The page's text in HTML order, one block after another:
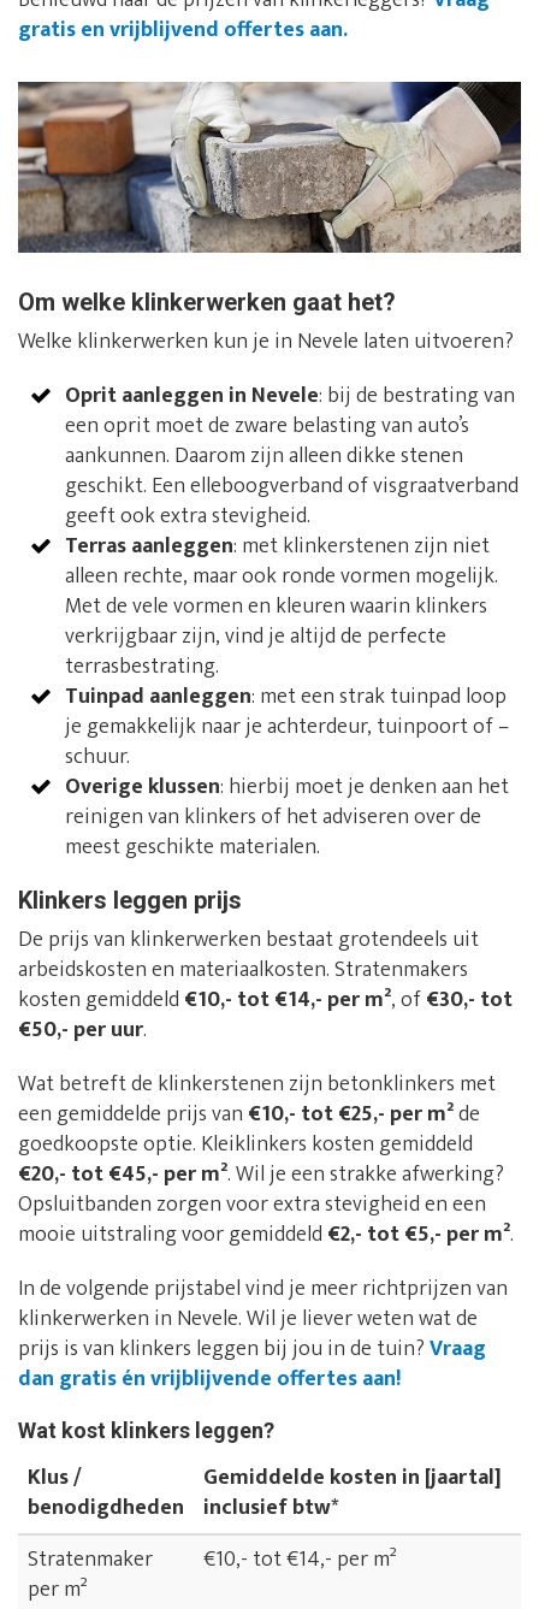
gratis en vrijblijvend offertes aan.
Om welke klinkerwerken gaat het?
Welke klinkerwerken kun je in Nevele laten uitvoeren?
Oprit aanleggen in Nevele: bij de bestrating van
een oprit moet de zware belasting van auto’s
aankunnen. Daarom zijn alleen dikke stenen
geschikt. Een elleboogverband of visgraatverband
geeft ook extra stevigheid.
Terras aanleggen: met klinkerstenen zijn niet
alleen rechte, maar ook ronde vormen mogelijk.
Met de vele vormen en kleuren waarin klinkers
verkrijgbaar zijn, vind je altijd de perfecte
terrasbestrating.
Tuinpad aanleggen: met een strak tuinpad loop
je gemakkelijk naar je achterdeur, tuinpoort of –
schuur.
Overige klussen: hierbij moet je denken aan het
reinigen van klinkers of het adviseren over de
meest geschikte materialen.
Klinkers leggen prijs
De prijs van klinkerwerken bestaat grotendeels uit
arbeidskosten en materiaalkosten. Stratenmakers
kosten gemiddeld €10,- tot €14,- per m², of€30,- tot
€50,- per uur.
Wat betreft de klinkerstenen zijn betonklinkers met
een gemiddelde prijs van €10,- tot €25,- per m²de
goedkoopste optie. Kleiklinkers kosten gemiddeld
€20,- tot €45,- per m². Wil je een strakke afwerking?
Opsluitbanden zorgen voor extra stevigheid en een
mooie uitstraling voor gemiddeld €2,- tot €5,- per m².
In de volgende prijstabel vind je meer richtprijzen van
klinkerwerken in Nevele. Wil je liever weten wat de
prijs is van klinkers leggen bij jou in de tuin?Vraag
dan gratis én vrijblijvende offertes aan!
Wat kost klinkers leggen?
Klus /
benodigdheden
Gemiddelde kosten in [jaartal]
inclusief btw*
Stratenmaker
per m²
€10,- tot €14,- per m²